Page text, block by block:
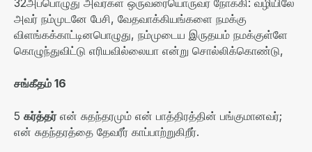
32அப்பொழுது அவர்கள் ஒருவரையொருவர் நோக்கி: வழியிலே
அவர் நம்முடனே பேசி, வேதவாக்கியங்களை நமக்கு
விளங்கக்காட்டினபொழுது, நம்முடைய இருதயம் நமக்குள்ளே
கொழுந்துவிட்டு எரியவில்லையா என்று சொல்லிக்கொண்டு,
சங்கீதம் 16
5 கர்த்தர்என் சுதந்தரமும் என் பாத்திரத்தின் பங்குமானவர்;
என் சுதந்தரத்தை தேவரீர் காப்பாற்றுகிறீர்.